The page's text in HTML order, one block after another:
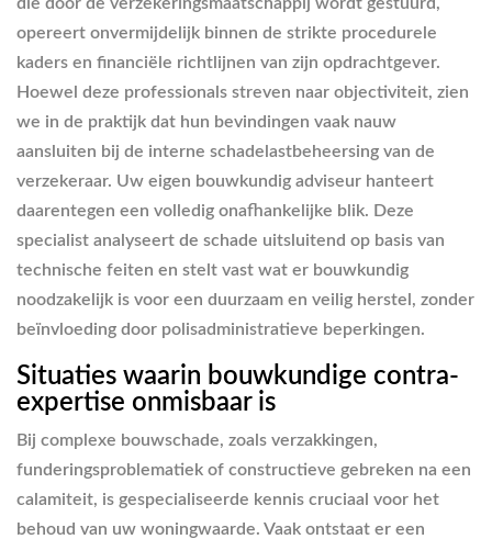
opereert onvermijdelijk binnen de strikte procedurele
kaders en financiële richtlijnen van zijn opdrachtgever.
Hoewel deze professionals streven naar objectiviteit, zien
we in de praktijk dat hun bevindingen vaak nauw
aansluiten bij de interne schadelastbeheersing van de
verzekeraar. Uw eigen bouwkundig adviseur hanteert
daarentegen een volledig onafhankelijke blik. Deze
specialist analyseert de schade uitsluitend op basis van
technische feiten en stelt vast wat er bouwkundig
noodzakelijk is voor een duurzaam en veilig herstel, zonder
beïnvloeding door polisadministratieve beperkingen.
Situaties waarin bouwkundige contra-
expertise onmisbaar is
Bij complexe bouwschade, zoals verzakkingen,
funderingsproblematiek of constructieve gebreken na een
calamiteit, is gespecialiseerde kennis cruciaal voor het
behoud van uw woningwaarde. Vaak ontstaat er een